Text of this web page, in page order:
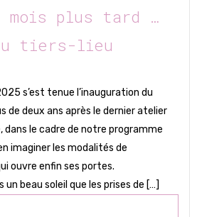
mois plus tard …
tiers-lieu
s’est tenue l’inauguration du
de deux ans après le dernier atelier
dans le cadre de notre programme
imaginer les modalités de
ouvre enfin ses portes.
un beau soleil que les prises de […]